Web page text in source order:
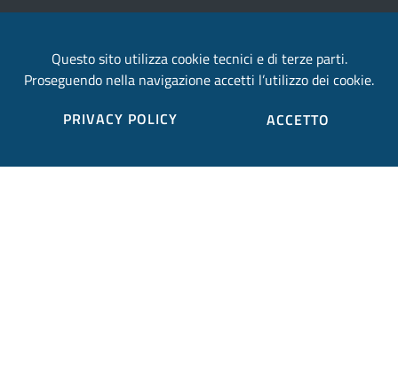
provincia.terni@postacert.umbria.it
Credits
Sito web realizzato in collaborazione conGruppo
Questo sito utilizza cookie tecnici e di terze parti.
Proseguendo nella navigazione accetti l’utilizzo dei cookie.
PRIVACY POLICY
ACCETTO